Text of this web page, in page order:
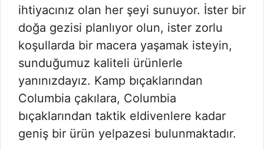
ihtiyacınız olan her şeyi sunuyor. İster bir
doğa gezisi planlıyor olun, ister zorlu
koşullarda bir macera yaşamak isteyin,
sunduğumuz kaliteli ürünlerle
yanınızdayız. Kamp bıçaklarından
Columbia çakılara, Columbia
bıçaklarından taktik eldivenlere kadar
geniş bir ürün yelpazesi bulunmaktadır.